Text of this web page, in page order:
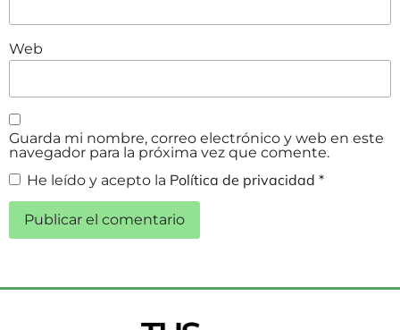
Web
Guarda mi nombre, correo electrónico y web en este
navegador para la próxima vez que comente.
He leído y acepto la Política de privacidad *